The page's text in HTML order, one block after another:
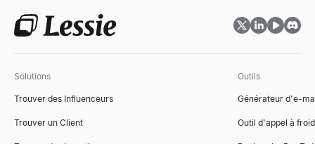
Solutions
Trouver des Influenceurs
Trouver un Client
Outils
Générateur d'e-
Outil d'appel à